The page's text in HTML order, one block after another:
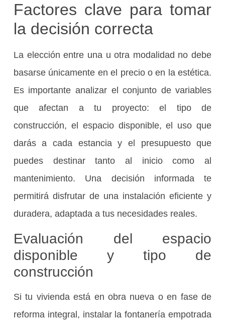
Factores clave para tomar
la decisión correcta
La elección entre una u otra modalidad no debe
basarse únicamente en el precio o en la estética.
Es importante analizar el conjunto de variables
que afectan a tu proyecto: el tipo de
construcción, el espacio disponible, el uso que
darás a cada estancia y el presupuesto que
puedes destinar tanto al inicio como al
mantenimiento. Una decisión informada te
permitirá disfrutar de una instalación eficiente y
duradera, adaptada a tus necesidades reales.
Evaluación del espacio
disponible y tipo de
construcción
Si tu vivienda está en obra nueva o en fase de
reforma integral, instalar la fontanería empotrada